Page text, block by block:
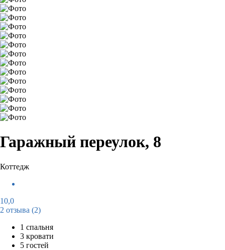
Гаражный переулок, 8
Коттедж
10,0
2 отзыва (2)
1 спальня
3 кровати
5 гостей